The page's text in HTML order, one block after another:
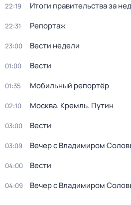
22:19 Итоги правительства за
22:31 Репортаж
23:00 Вести недели
01:00 Вести
01:35 Мобильный репортёр
02:10 Москва. Кремль. Путин
03:00 Вести
03:09 Вечер с Владимиром
04:00 Вести
04:09 Вечер с Владимиром